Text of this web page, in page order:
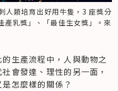
人類培育出好用牛隻，3 座獎分
產乳獎」、「最佳生女獎」。來
生產流程中，人與動物之
會發達、理性的另一面，
怎麼樣的關係？